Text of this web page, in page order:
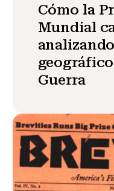
Cómo la
Mundial
Guerra